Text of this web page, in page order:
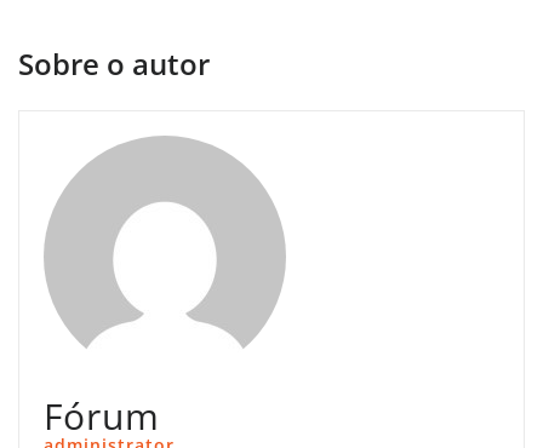
Sobre o autor
Fórum